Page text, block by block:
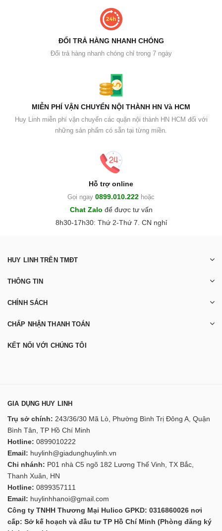
ĐỔI TRẢ HÀNG NHANH CHÓNG
Đổi trả hàng nhanh chóng chỉ trong 7 ngày
MIỄN PHÍ VẬN CHUYỂN NỘI THÀNH HN Và HCM
Huy Linh miễn phí vận chuyển các quận nội thành HN HCM đối với
những sản phẩm có sẵn tại từng miền.
Hỗ trợ online
Gọi ngay 0899.010.222 hoặc
Chat Zalo để được tư vấn
8h30-17h30: Thứ 2-Thứ 7. CN nghỉ
HUY LINH TRÊN TMĐT
THÔNG TIN
CHÍNH SÁCH
CHẤP NHẬN THANH TOÁN
KẾT NỐI VỚI CHÚNG TÔI
GIA DỤNG HUY LINH
Trụ sở chính: 243/36/30 Mã Lò, Phường Bình Trị Đông A, Quận
Bình Tân, TP Hồ Chí Minh
Hotline: 0899010222
Email: huylinh@giadunghuylinh.vn
Chi nhánh: P01 nhà C5 ngõ 182 Lương Thế Vinh, TX Bắc,
Thanh Xuân, HN
Hotline: 0899357111
Email: huylinhhanoi@gmail.com
Công ty TNHH Thương Mại Hulico GPKD: 0316860026 nơi
cấp: Sở kế hoạch và đầu tư TP Hồ Chí Minh (Phòng đăng ký